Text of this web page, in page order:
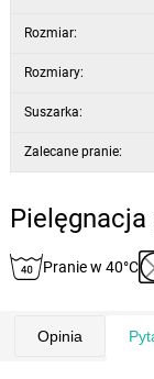
Rozmiar:
Rozmiary:
Suszarka:
Zalecane pranie:
Pranie w 40°C
Opinia